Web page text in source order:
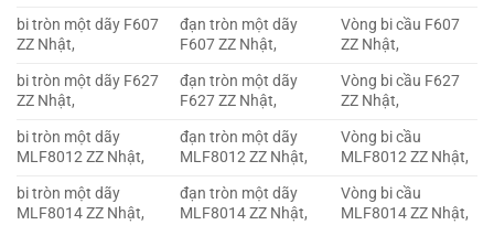
bi tròn một dãy F607
ZZ Nhật,
đạn tròn một dãy
F607 ZZ Nhật,
Vòng bi cầu F607
ZZ Nhật,
bi tròn một dãy F627
ZZ Nhật,
đạn tròn một dãy
F627 ZZ Nhật,
Vòng bi cầu F627
ZZ Nhật,
bi tròn một dãy
MLF8012 ZZ Nhật,
đạn tròn một dãy
MLF8012 ZZ Nhật,
Vòng bi cầu
MLF8012 ZZ Nhật,
bi tròn một dãy
MLF8014 ZZ Nhật,
đạn tròn một dãy
MLF8014 ZZ Nhật,
Vòng bi cầu
MLF8014 ZZ Nhật,